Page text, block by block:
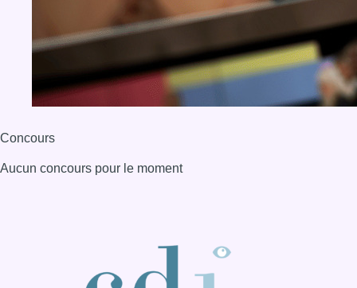
Concours
Aucun concours pour le moment